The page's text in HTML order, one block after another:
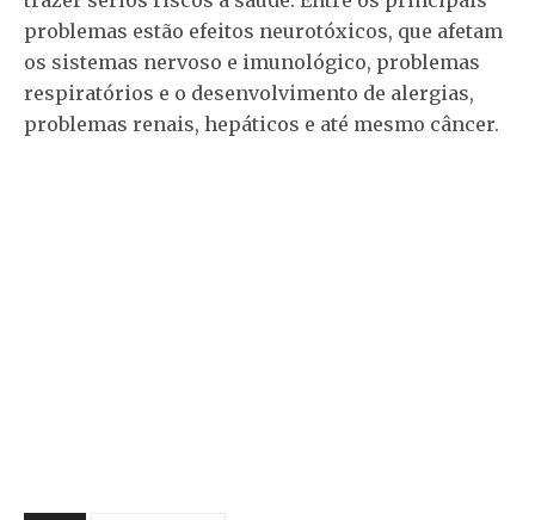
problemas estão efeitos neurotóxicos, que afetam
os sistemas nervoso e imunológico, problemas
respiratórios e o desenvolvimento de alergias,
problemas renais, hepáticos e até mesmo câncer.